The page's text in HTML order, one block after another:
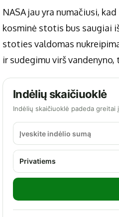
NASA jau yra numačiusi,
kosminė stotis bus saugiai
stoties valdomas
ir sudegimu virš